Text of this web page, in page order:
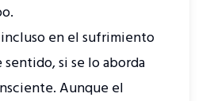
incluso en el sufrimiento
si se lo aborda
Aunque el